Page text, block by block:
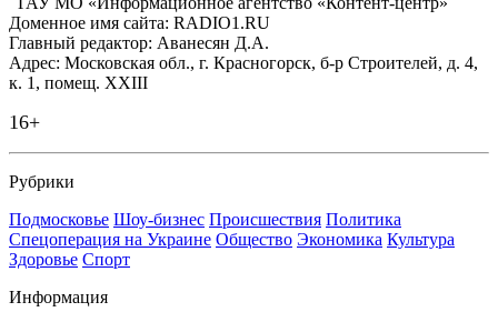
Доменное имя сайта: RADIO1.RU
Главный редактор: Аванесян Д.А.
Адрес: Московская обл., г. Красногорск, б-р Строителей, д. 4,
к. 1, помещ. XXIII
16+
Рубрики
Подмосковье Шоу-бизнес Происшествия Политика
Спецоперация на Украине Общество Экономика Культура
Здоровье Спорт
Информация